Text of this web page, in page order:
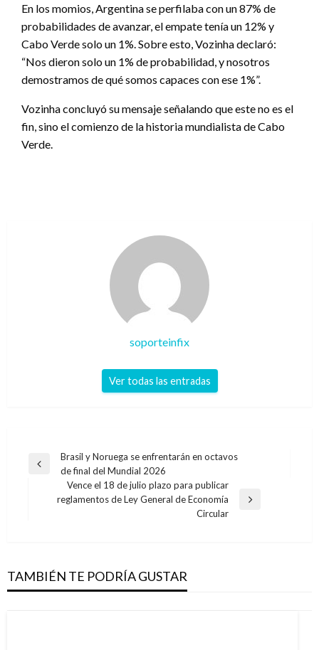
En los momios, Argentina se perfilaba con un 87% de
probabilidades de avanzar, el empate tenía un 12% y
Cabo Verde solo un 1%. Sobre esto, Vozinha declaró:
“Nos dieron solo un 1% de probabilidad, y nosotros
demostramos de qué somos capaces con ese 1%”.
Vozinha concluyó su mensaje señalando que este no es el
fin, sino el comienzo de la historia mundialista de Cabo
Verde.
soporteinfix
Ver todas las entradas
Navegación
entradas
Entrada
Brasil y Noruega se enfrentarán en octavos
de final del Mundial 2026
Entrada
Vence el 18 de julio plazo para publicar
reglamentos de Ley General de Economía
Circular
TAMBIÉN TE PODRÍA GUSTAR